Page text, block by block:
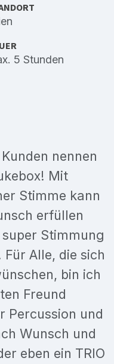
5 Stunden
nennen
Mit
Stimme kann
erfüllen
Stimmung
Alle, die sich
bin ich
Freund
Percussion und
Wunsch und
eben ein TRIO